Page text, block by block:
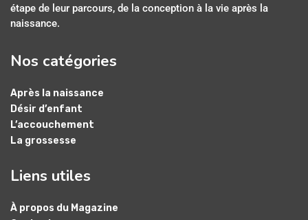
étape de leur parcours, de la conception à la vie après la
naissance.
Nos catégories
Après la naissance
Désir d’enfant
L’accouchement
La grossesse
Liens utiles
À propos du Magazine